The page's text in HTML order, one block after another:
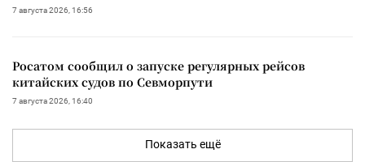
7 августа 2026, 16:56
Росатом сообщил о запуске регулярных рейсов
китайских судов по Севморпути
7 августа 2026, 16:40
Показать ещё